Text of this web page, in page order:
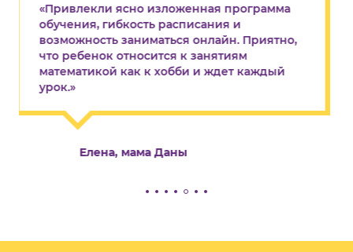
«Привлекли ясно изложенная программа
обучения, гибкость расписания и
возможность заниматься онлайн. Приятно,
что ребенок относится к занятиям
математикой как к хобби и ждет каждый
урок.»
Елена, мама Даны